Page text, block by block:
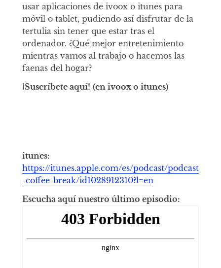
usar aplicaciones de ivoox o itunes para
móvil o tablet, pudiendo así disfrutar de la
tertulia sin tener que estar tras el
ordenador. ¿Qué mejor entretenimiento
mientras vamos al trabajo o hacemos las
faenas del hogar?
¡Suscríbete aquí! (en ivoox o itunes)
itunes:
https://itunes.apple.com/es/podcast/podcast
-coffee-break/id1028912310?l=en
Escucha aquí nuestro último episodio: